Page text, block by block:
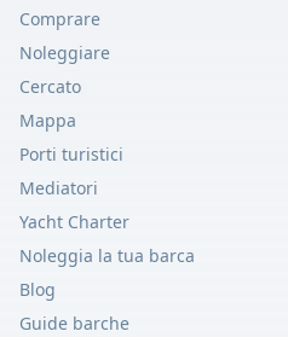
Comprare
Noleggiare
Cercato
Mappa
Porti turistici
Mediatori
Yacht Charter
Noleggia la tua barca
Blog
Guide barche